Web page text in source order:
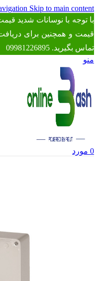
Skip to main content
با توجه با نوسانات شدید
قیمت و همچنین برای
تماس بگیرید. 09981226895
منو
0 مورد